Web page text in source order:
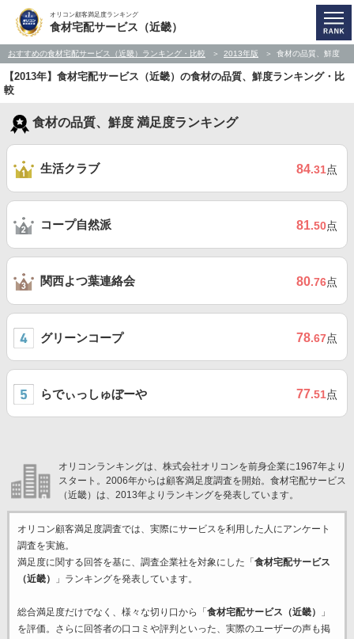
オリコン顧客満足度ランキング
食材宅配サービス（近畿）
おすすめの食材宅配サービス（近畿）ランキング・比較 2013年版 食材の品質、鮮度
【2013年】食材宅配サービス（近畿）の食材の品質、鮮度ランキング・比
較
食材の品質、鮮度 満足度ランキング
生活クラブ 84.31点
コープ自然派 81.50点
関西よつ葉連絡会 80.76点
グリーンコープ 78.67点
らでぃっしゅぼーや 77.51点
オリコンランキングは、株式会社オリコンを前身企業に1967年より
スタート。2006年からは顧客満足度調査を開始。食材宅配サービス
（近畿）は、2013年よりランキングを発表しています。
オリコン顧客満足度調査では、実際にサービスを利用した 人にアンケート
調査を実施。
満足度に関する回答を基に、調査企業社を対象にした「 食材宅配サービス
（近畿）
」ランキングを発表しています。
総合満足度だけでなく、様々な切り口から「 食材宅配サービス（近畿）
」
を評価。さらに回答者の口コミや評判といった、実際のユーザーの声も掲